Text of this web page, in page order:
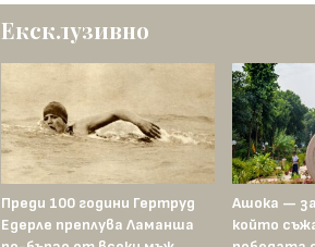
Ексклузивно
Преди 100 години Гертруд
Едерле преплува Ламанша
Ашока —
който